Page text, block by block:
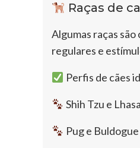
Raças de
Algumas raças
regulares e
Perfis de cães
Shih Tzu e
Pug e